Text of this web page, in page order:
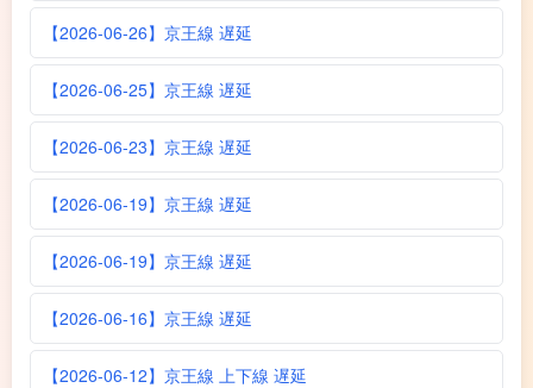
【2026-06-26】京王線 遅延
【2026-06-25】京王線 遅延
【2026-06-23】京王線 遅延
【2026-06-19】京王線 遅延
【2026-06-19】京王線 遅延
【2026-06-16】京王線 遅延
【2026-06-12】京王線 上下線 遅延